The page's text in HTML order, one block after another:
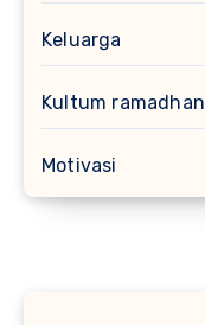
Keluarga
Kultum ramadhan
Motivasi